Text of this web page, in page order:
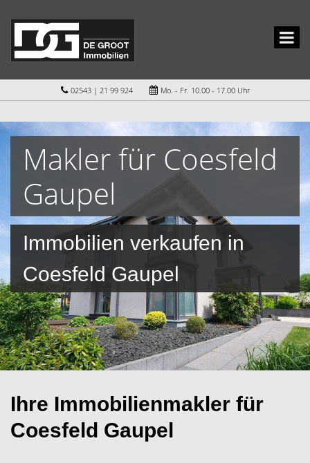
02543 | 21 99 924 Mo. - Fr. 10.00 - 17.00 Uhr
Makler für Coesfeld
Gaupel
Immobilien verkaufen in
Coesfeld Gaupel
Ihre Immobilienmakler für
Coesfeld Gaupel